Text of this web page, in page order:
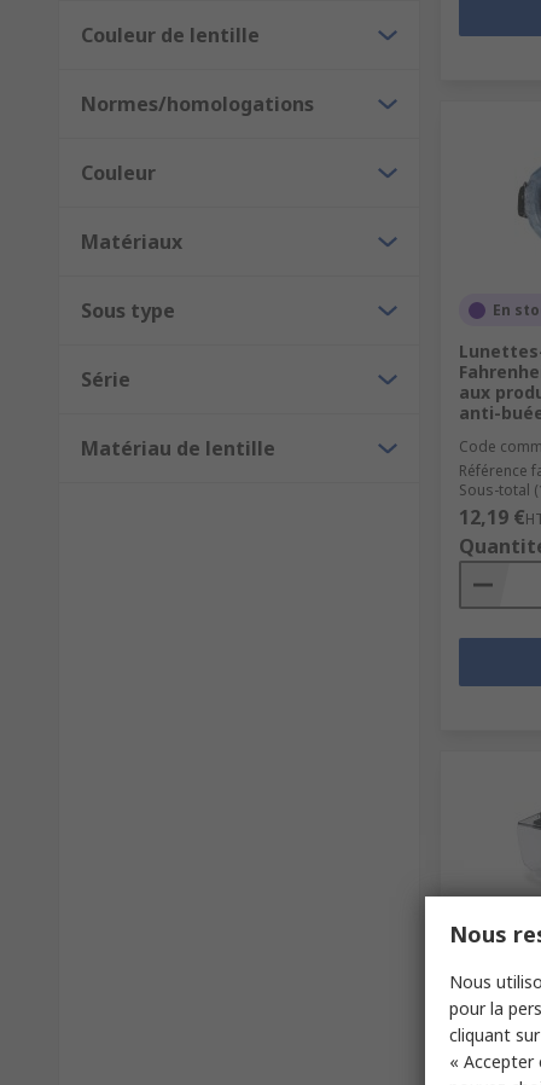
Couleur de lentille
Normes/homologations
Couleur
Matériaux
Sous type
Série
Matériau de lentille
En
aux
anti-
Code
Référence
Sous-total
12,19 €
Plastique
Nous
Nous
pour la
cliquant sur
«